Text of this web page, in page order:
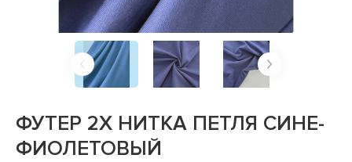
ФУТЕР 2Х НИТКА ПЕТЛЯ СИНЕ-
ФИОЛЕТОВЫЙ